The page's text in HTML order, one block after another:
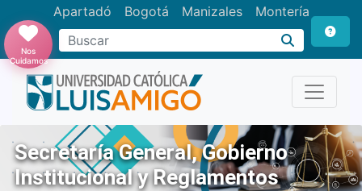
Apartadó Bogotá Manizales Montería
Buscar
Nos
Cuidamos
Secretaría General, Gobierno
Institucional y Reglamentos